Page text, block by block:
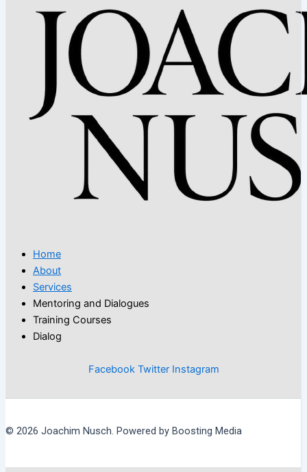
Home
About
Services
Mentoring and Dialogues
Training Courses
Dialog
Facebook Twitter Instagram
© 2026 Joachim Nusch. Powered by Boosting Media